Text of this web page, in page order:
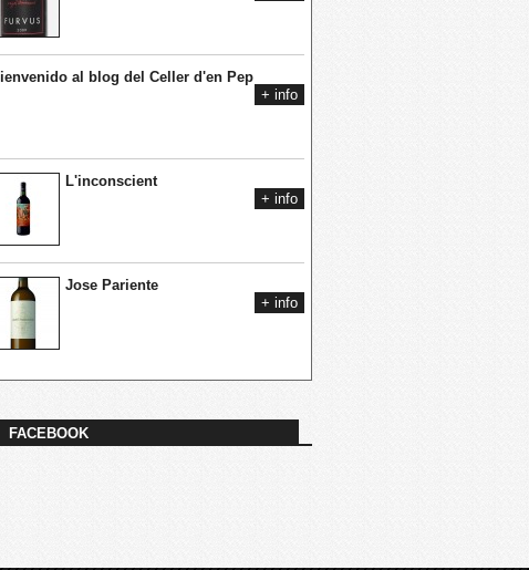
al blog del Celler d'en Pep
+ info
L'inconscient
+ info
Jose Pariente
+ info
FACEBOOK